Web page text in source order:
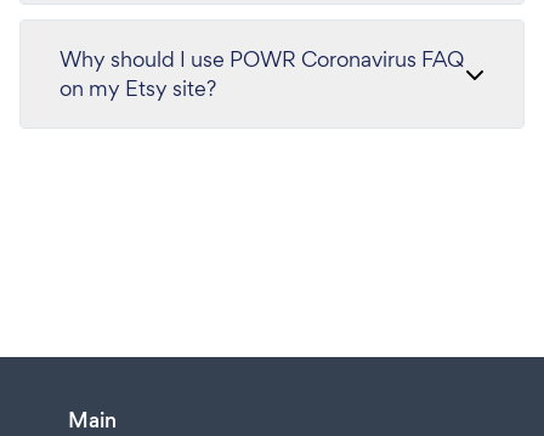
Why should I use POWR Coronavirus FAQ
on my Etsy site?
Main